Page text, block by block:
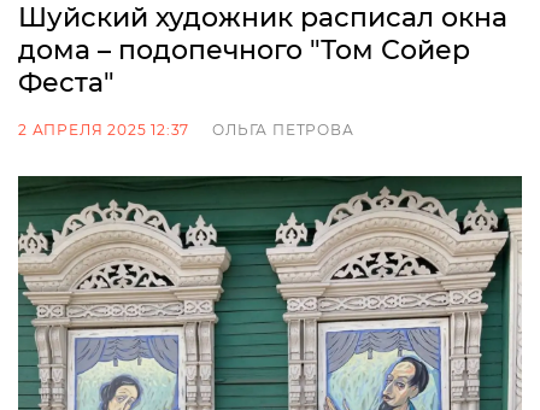
Шуйский художник расписал окна
дома – подопечного "Том Сойер
Феста"
2 АПРЕЛЯ 2025 12:37 ОЛЬГА ПЕТРОВА